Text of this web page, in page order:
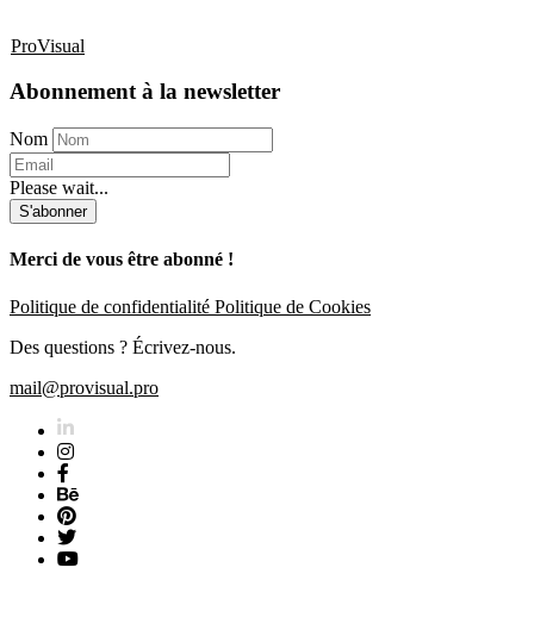
ProVisual
Abonnement à la newsletter
Nom
Please wait...
S'abonner
Merci de vous être abonné !
Politique de confidentialité Politique de Cookies
Des questions ? Écrivez-nous.
mail@provisual.pro